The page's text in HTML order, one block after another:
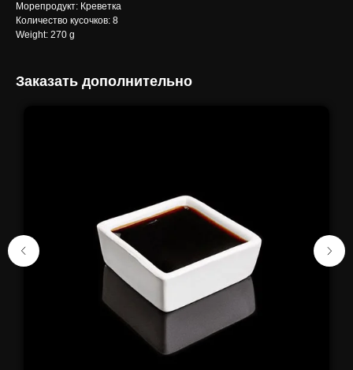
Морепродукт: Креветка
Количество кусочков: 8
Weight: 270 g
Заказать дополнительно